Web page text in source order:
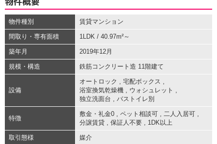
物件種別 賃貸マンション
間取り・専有面積 1LDK / 40.97m²～
築年月 2019年12月
規模・構造 鉄筋コンクリート造 11階建て
設備
オートロック , 宅配ボックス ,
浴室換気乾燥機 , ウォシュレット ,
独立洗面台 , バストイレ別
特徴
敷金・礼金0 , ペット相談可 , 二人入居可 ,
分譲賃貸 , 保証人不要 , 1DK以上
取引態様 媒介